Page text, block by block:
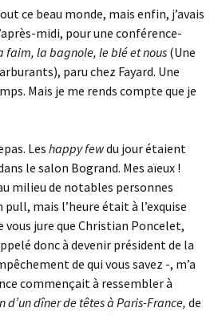
ce beau monde, mais enfin, j’avais
midi, pour une conférence-
faim, la bagnole, le blé et nous (Une
paru chez Fayard. Une
Mais je me rends compte que je
Les happy fewdu jour étaient
le salon Bogrand. Mes aïeux !
milieu de notables personnes
pull, mais l’heure était à l’exquise
vous jure que Christian Poncelet,
donc à devenir président de la
de qui vous savez -, m’a
commençait à ressembler à
d’un dîner de têtes à Paris-France, de